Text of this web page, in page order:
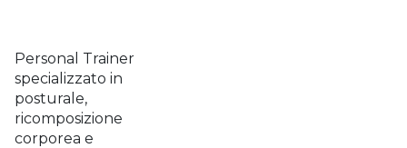
Personal Trainer
specializzato in
posturale,
ricomposizione
corporea e